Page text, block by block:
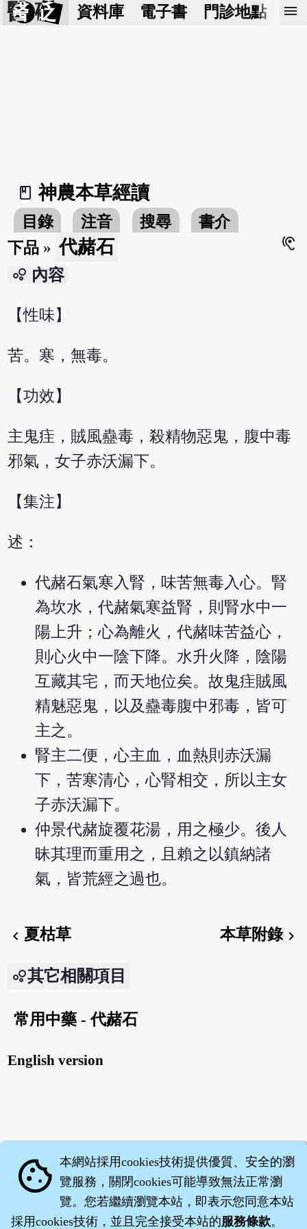
醫 砭 資料庫 電子書 門診地點 預
menu
book_2
神農本草經讀
目錄 注音 搜尋
書介
下品 » 代赭石
hearing
bubble_chart 內容
【性味】
苦。寒，無毒。
【功效】
主鬼疰，賊風蠱毒，殺精物惡鬼，腹中毒
邪氣，女子赤沃漏下。
【集注】
述：
代赭石氣寒入腎，味苦無毒入心。腎
為坎水，代赭氣寒益腎，則腎水中一
陽上升；心為離火，代赭味苦益心，
則心火中一陰下降。水升火降，陰陽
互藏其宅，而天地位矣。故鬼疰賊風
精魅惡鬼，以及蠱毒腹中邪毒，皆可
主之。
腎主二便，心主血，血熱則赤沃漏
下，苦寒清心，心腎相交，所以主女
子赤沃漏下。
仲景代赭旋覆花湯，用之極少。後人
昧其理而重用之，且賴之以鎮納諸
氣，皆荒經之過也。
chevron_left夏枯草 本草附錄chevron_right
其它相關項目
常用中藥 - 代赭石
English version
cookie 本網站採用cookies技術提供優質、安全的瀏
覽服務，關閉cookies可能導致無法正常瀏
覽。您若繼續瀏覽本站，即表示您同意本站
採用cookies技術，並且完全接受本站的服務條款。